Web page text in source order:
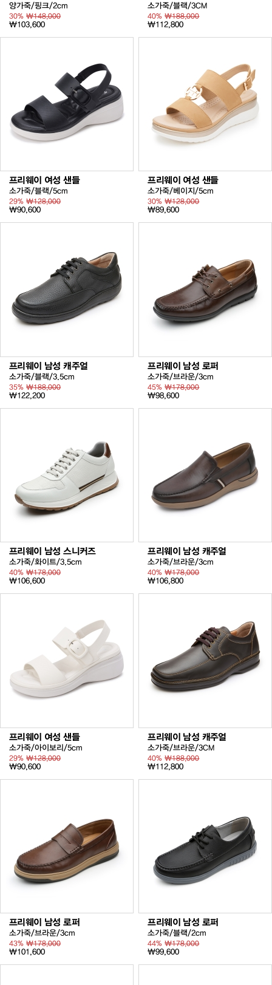
양가죽/핑크/2cm
30% ₩148,000
₩103,600
소가죽/블랙/3CM
40%₩188,000
₩112,800
프리웨이 여성 샌들
소가죽/블랙/5cm
29% ₩128,000
₩90,600
프리웨이 여성 샌들
소가죽/베이지/5cm
30%₩128,000
₩89,600
프리웨이 남성 캐주얼
소가죽/블랙/3.5cm
35% ₩188,000
₩122,200
프리웨이 남성 로퍼
소가죽/브라운/3cm
45%₩178,000
₩98,600
프리웨이 남성 스니커즈
소가죽/화이트/3.5cm
40% ₩178,000
₩106,600
프리웨이 남성 캐주얼
소가죽/브라운/3cm
40%₩178,000
₩106,800
프리웨이 여성 샌들
소가죽/아이보리/5cm
29% ₩128,000
₩90,600
프리웨이 남성 캐주얼
소가죽/브라운/3CM
40%₩188,000
₩112,800
프리웨이 남성 로퍼
소가죽/브라운/3cm
43% ₩178,000
₩101,600
프리웨이 남성 로퍼
소가죽/블랙/2cm
44%₩178,000
₩99,600